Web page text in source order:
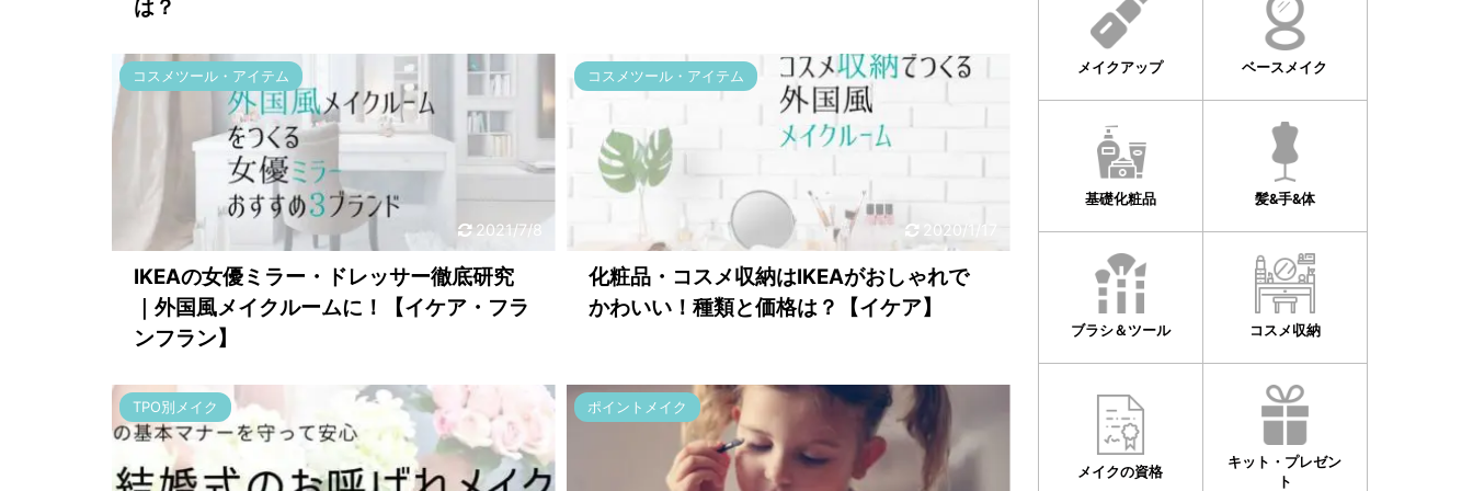
は？
2021/7/8
コスメツール・アイテム
IKEAの女優ミラー・ドレッサー徹底研究
｜外国風メイクルームに！【イケア・フラ
ンフラン】
2020/1/17
コスメツール・アイテム
化粧品・コスメ収納はIKEAがおしゃれで
かわいい！種類と価格は？【イケア】
TPO別メイク ポイントメイク
メイクアップ ベースメイク
基礎化粧品 髪&手&体
ブラシ＆ツール コスメ収納
メイクの資格
キット・プレゼン
ト